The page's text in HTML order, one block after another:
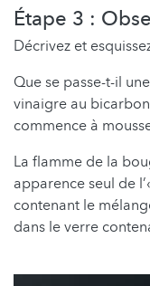
Étape 3 :
Décrivez et
Que se passe-t-il
vinaigre au
commence à
La flamme de la
apparence seul de
contenant le
dans le verre